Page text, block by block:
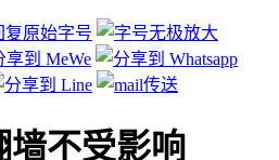
墙不受影响